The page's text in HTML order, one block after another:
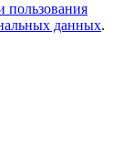
пользования
данных.